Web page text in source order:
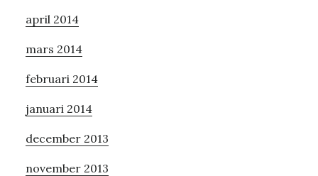
april 2014
mars 2014
februari 2014
januari 2014
december 2013
november 2013